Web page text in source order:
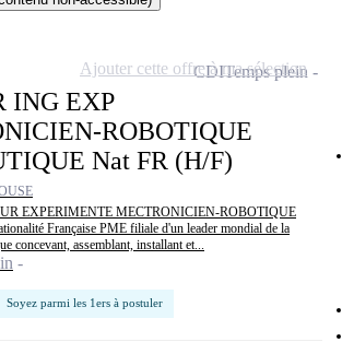
ING EXP
ROBOTIQUE
Nat FR (H/F)
EXPERIMENTE MECTRONICIEN-ROBOTIQUE
Française PME filiale d'un leader mondial de la
concevant, assemblant, installant et...
Soyez parmi les 1ers à postuler
CDITemps plein
Ajouter cette offre à ma sélection